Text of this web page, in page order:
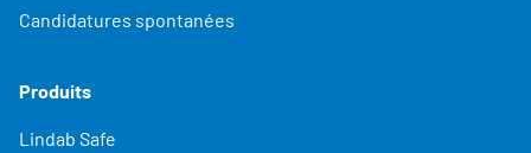
Candidatures spontanées
Produits
Lindab Safe